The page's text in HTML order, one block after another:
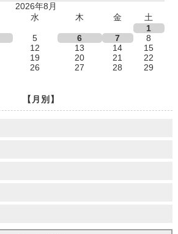
2026年8月
水 木 金
土
1
5 6 7
8
12 13 14
15
19 20 21
22
26 27 28
29
【月別】